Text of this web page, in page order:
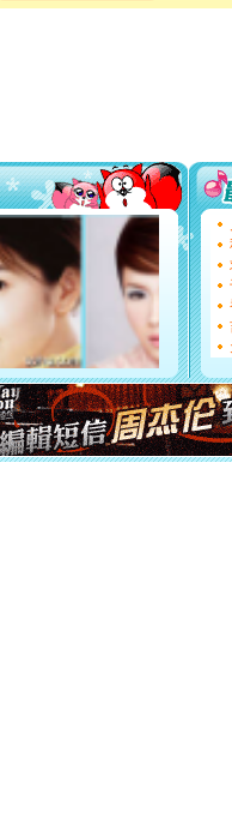
卖了。水
你太多，
要平安
[圣诞节]
能正大
都要快乐
[圣诞节]
如意,快
[元旦]
断电。
你是我
[元旦]如
起；二是
离。水晶
[元旦]当
泣，这痛